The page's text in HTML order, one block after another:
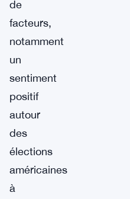
de
facteurs,
notamment
un
sentiment
positif
autour
des
élections
américaines
à